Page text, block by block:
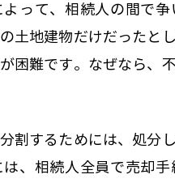
って、相続人の間で
土地建物だけだったと
困難です。なぜなら、
割するためには、処分
、相続人全員で売却